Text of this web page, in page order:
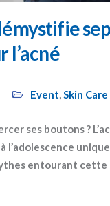
l’acné
Event,Skin Care
ses boutons ?
l’adolescence
entourant cette